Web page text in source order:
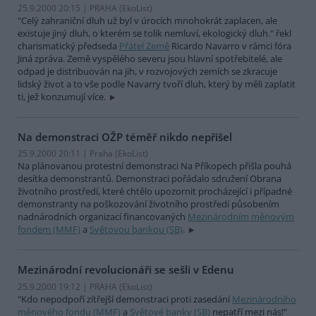
25.9.2000 20:15 | PRAHA (EkoList)
"Celý zahraniční dluh už byl v úrocích mnohokrát zaplacen, ale
existuje jiný dluh, o kterém se tolik nemluví, ekologický dluh." řekl
charismatický předseda Přátel Země Ricardo Navarro v rámci fóra
Jiná zpráva. Země vyspělého severu jsou hlavní spotřebitelé, ale
odpad je distribuován na jih, v rozvojových zemích se zkracuje
lidský život a to vše podle Navarry tvoří dluh, který by měli zaplatit
ti, jež konzumují více.
Na demonstraci OŽP téměř nikdo nepřišel
25.9.2000 20:11 | Praha (EkoList)
Na plánovanou protestní demonstraci Na Příkopech přišla pouhá
desítka demonstrantů. Demonstraci pořádalo sdružení Obrana
životního prostředí, které chtělo upozornit procházející i případné
demonstranty na poškozování životního prostředí působením
nadnárodních organizací financovaných Mezinárodním měnovým
fondem (MMF) a Světovou bankou (SB).
Mezinárodní revolucionáři se sešli v Edenu
25.9.2000 19:12 | PRAHA (EkoList)
"Kdo nepodpoří zítřejší demonstraci proti zasedání Mezinárodního
měnového fondu (MMF) a Světové banky (SB) nepatří mezi nás!"